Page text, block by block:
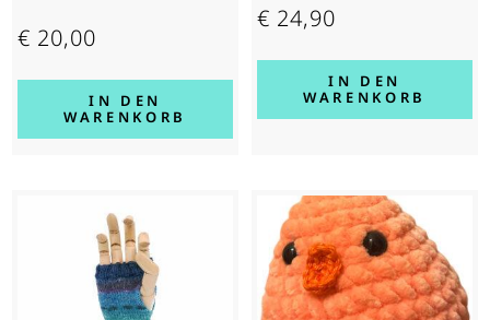
€ 20,00
IN DEN
WARENKORB
€ 24,90
IN DEN
WARENKORB